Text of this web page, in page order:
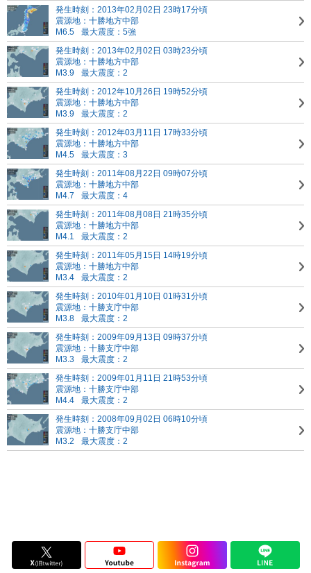
発生時刻：2013年02月02日 23時17分頃
震源地：十勝地方中部
M6.5
最大震度：5強
発生時刻：2013年02月02日 03時23分頃
震源地：十勝地方中部
M3.9
最大震度：2
発生時刻：2012年10月26日 19時52分頃
震源地：十勝地方中部
M3.9
最大震度：2
発生時刻：2012年03月11日 17時33分頃
震源地：十勝地方中部
M4.5
最大震度：3
発生時刻：2011年08月22日 09時07分頃
震源地：十勝地方中部
M4.7
最大震度：4
発生時刻：2011年08月08日 21時35分頃
震源地：十勝地方中部
M4.1
最大震度：2
発生時刻：2011年05月15日 14時19分頃
震源地：十勝地方中部
M3.4
最大震度：2
発生時刻：2010年01月10日 01時31分頃
震源地：十勝支庁中部
M3.8
最大震度：2
発生時刻：2009年09月13日 09時37分頃
震源地：十勝支庁中部
M3.3
最大震度：2
発生時刻：2009年01月11日 21時53分頃
震源地：十勝支庁中部
M4.4
最大震度：2
発生時刻：2008年09月02日 06時10分頃
震源地：十勝支庁中部
M3.2
最大震度：2